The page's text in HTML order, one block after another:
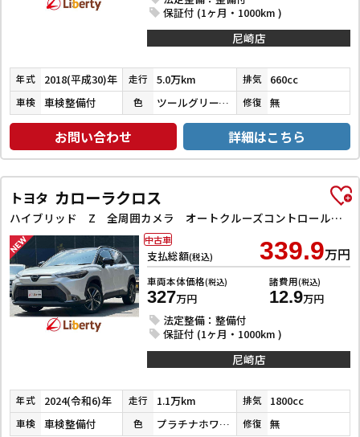
保証付 (1ヶ月・1000km )
尼崎店
年式 2018(平成30)年 走行 5.0万km 排気 660cc
車検 車検整備付 色 ツールグリーンパールメタリック 修復 無
お問い合わせ 詳細はこちら
トヨタ カローラクロス
ハイブリッド Z 全周囲カメラ オートクルーズコントロール レーンアシスト パワーシート 衝突被害軽減システム ナビ TV オートライト LEDヘッドランプ ヘッドライトウォッシャー 電動リアゲート アルミホイール
支払総額(税込) 339.9万円
車両本体価格(税込)
327万円
諸費用(税込)
12.9万円
法定整備：整備付
保証付 (1ヶ月・1000km )
中古車
尼崎店
年式 2024(令和6)年 走行 1.1万km 排気 1800cc
車検 車検整備付 色 プラチナホワイトパールマイカ／アティチュードブラックマイカ 修復 無